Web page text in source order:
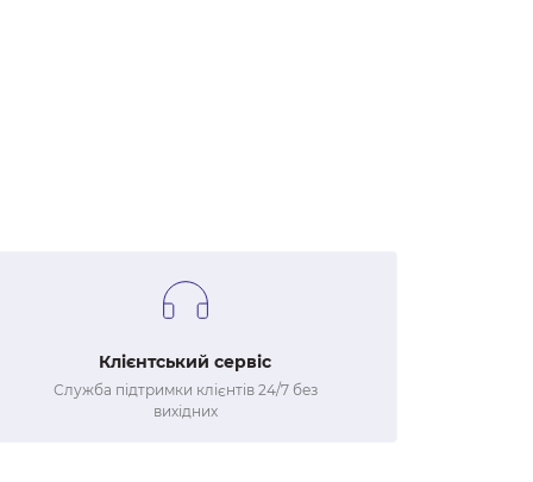
Клієнтський сервіс
Служба підтримки клієнтів 24/7 без
вихідних